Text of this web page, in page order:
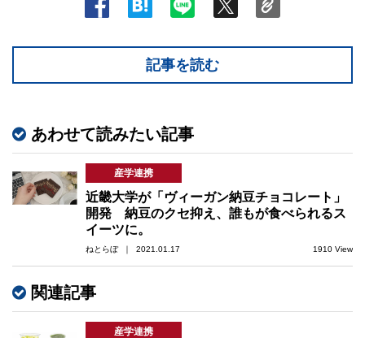
記事を読む
あわせて読みたい記事
産学連携
近畿大学が「ヴィーガン納豆チョコレート」
開発 納豆のクセ抑え、誰もが食べられるス
イーツに。
ねとらぼ ｜ 2021.01.17 1910 View
関連記事
産学連携